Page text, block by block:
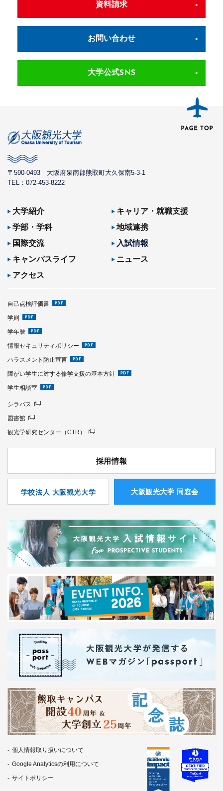
資料請求
お問い合わせ
大学公式SNS
〒590-0493 大阪府泉南郡熊取町大久保南5-3-1
TEL：072-453-8222
大学紹介
キャリア・就職支援
学部・学科
地域連携
国際交流
入試情報
キャンパスライフ
ニュース
アクセス
自己点検評価書
学則
学年暦
情報セキュリティポリシー
ハラスメント防止宣言
障がい学生に対する修学支援の基本方針
学生相談室
シラバス
図書館
観光学研究センター（CTR）
採用情報
学校法人 大阪観光大学 ⼤阪観光⼤学 同窓会
個人情報取り扱いについて
Google Analyticsの利用について
サイトポリシー